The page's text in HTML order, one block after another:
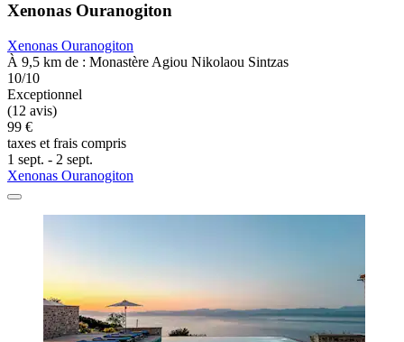
Xenonas Ouranogiton
Xenonas Ouranogiton
À 9,5 km de : Monastère Agiou Nikolaou Sintzas
10/10
Exceptionnel
(12 avis)
99 €
taxes et frais compris
1 sept. - 2 sept.
Xenonas Ouranogiton